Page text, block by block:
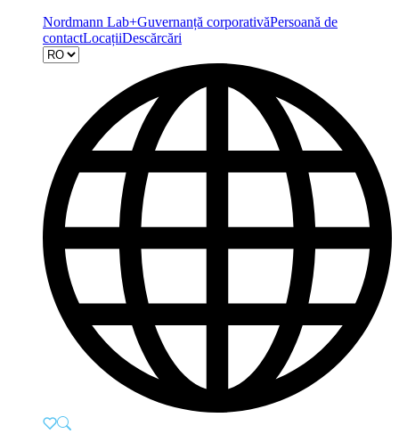
Nordmann Lab+Guvernanță corporativăPersoană de
contactLocațiiDescărcări